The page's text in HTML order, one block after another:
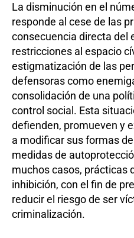
La disminución en el
responde al cese de las
consecuencia directa del
restricciones al espacio
estigmatización de las
defensoras como
consolidación de una
control social. Esta
defienden, promueven y
a modificar sus formas
medidas de
muchos casos, prácticas
inhibición, con el fin de
reducir el riesgo de ser
criminalización.